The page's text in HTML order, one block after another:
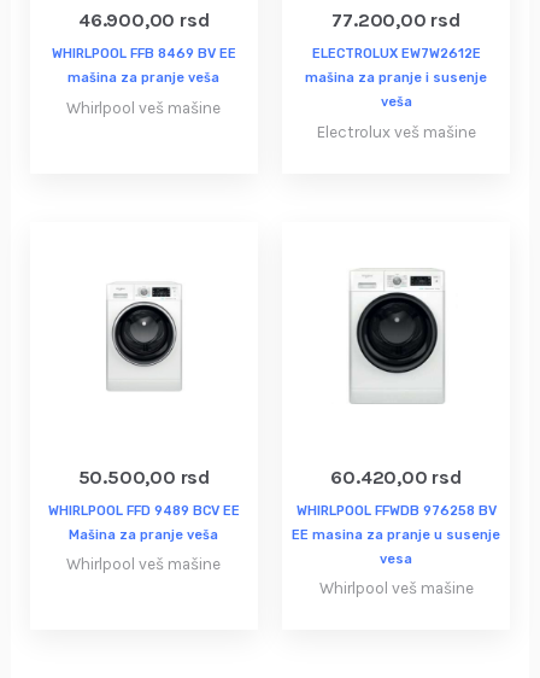
46.900,00 rsd
WHIRLPOOL FFB 8469 BV EE
mašina za pranje veša
Whirlpool veš mašine
77.200,00 rsd
ELECTROLUX EW7W2612E
mašina za pranje i susenje
veša
Electrolux veš mašine
50.500,00 rsd
WHIRLPOOL FFD 9489 BCV EE
Mašina za pranje veša
Whirlpool veš mašine
60.420,00 rsd
WHIRLPOOL FFWDB 976258 BV
EE masina za pranje u susenje
vesa
Whirlpool veš mašine